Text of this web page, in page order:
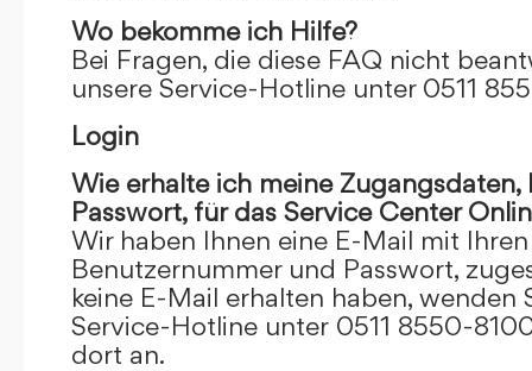
Wo bekomme ich Hilfe?
Bei Fragen, die diese FAQ nicht
unsere Service-Hotline unter 0511
Login
Wie erhalte ich meine
Passwort, für das Service Center
Wir haben Ihnen eine E-Mail mit
Benutzernummer und Passwort,
keine E-Mail erhalten haben, wenden
Service-Hotline unter 0511 8550-
dort an.